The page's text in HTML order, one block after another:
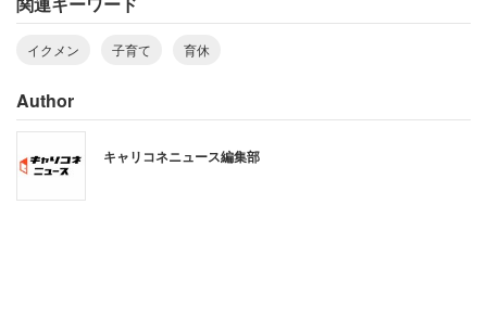
休すらとれない現実もある」と指摘し、
の育休を優雅に取ることではなく、現実に向き合っ
ている人たちを法改正で守ること、だ。この二人の
イクメン 子育て 育休
Author
キャリコネニュース編集部